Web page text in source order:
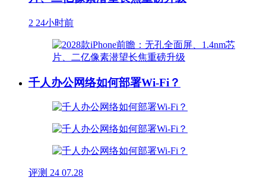
2 24小时前
千人办公网络如何部署Wi-Fi？
评测 24 07.28